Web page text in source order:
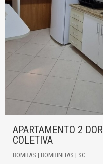
APARTAMENTO 2
COLETIVA
BOMBAS | BOMBINHAS | SC